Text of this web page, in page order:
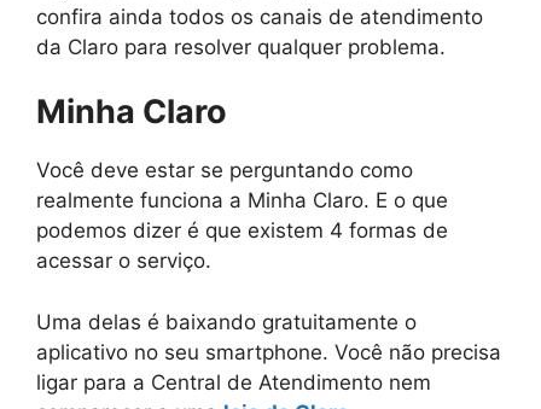
confira ainda todos os canais de atendimento
da Claro para resolver qualquer problema.
Minha Claro
Você deve estar se perguntando como
realmente funciona a Minha Claro. E o que
podemos dizer é que existem 4 formas de
acessar o serviço.
Uma delas é baixando gratuitamente o
aplicativo no seu smartphone. Você não precisa
ligar para a Central de Atendimento nem